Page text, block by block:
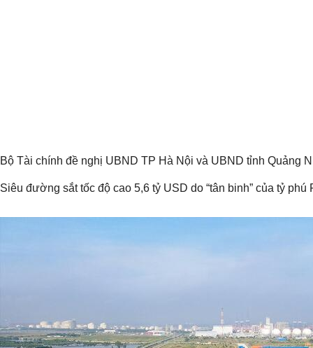
Bộ Tài chính đề nghị UBND TP Hà Nội và UBND tỉnh Quảng
Siêu đường sắt tốc độ cao 5,6 tỷ USD do “tân binh” của tỷ